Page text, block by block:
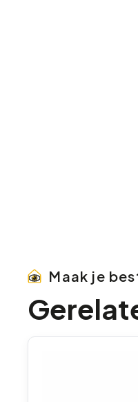
Maak je